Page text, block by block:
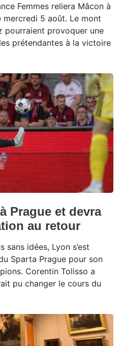
Femmes reliera Mâcon à
mercredi 5 août. Le mont
pourraient provoquer une
prétendantes à la victoire
Prague et devra
au retour
idées, Lyon s’est
Sparta Prague pour son
Corentin Tolisso a
pu changer le cours du